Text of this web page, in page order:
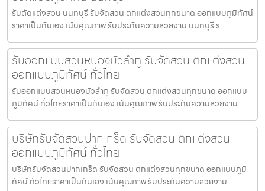
รับตัดแต่งสวน นนทบุรี รับจัดสวน ตกแต่งสวนทุกขนาด ออกแบบภูมิทัศน์
ราคาเป็นกันเอง เน้นคุณภาพ รับประกันความสวยงาม นนทบุรี ร
รับออกแบบสวนหนองบัวลำภู รับจัดสวน ตกแต่งสวน
ออกแบบภูมิทัศน์ ทั่วไทย
รับออกแบบสวนหนองบัวลำภู รับจัดสวน ตกแต่งสวนทุกขนาด ออกแบบ
ภูมิทัศน์ ทั่วไทยราคาเป็นกันเอง เน้นคุณภาพ รับประกันความสวยงาม
บริษัทรับจัดสวนปากเกร็ด รับจัดสวน ตกแต่งสวน
ออกแบบภูมิทัศน์ ทั่วไทย
บริษัทรับจัดสวนปากเกร็ด รับจัดสวน ตกแต่งสวนทุกขนาด ออกแบบภูมิ
ทัศน์ ทั่วไทยราคาเป็นกันเอง เน้นคุณภาพ รับประกันความสวยงาม